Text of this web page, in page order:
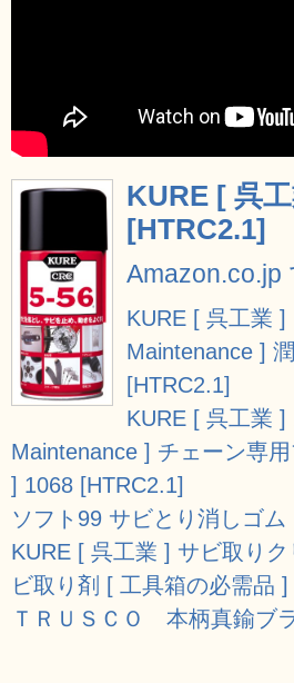
KURE [ 呉
[HTRC2.1]
Amazon.co.jp
KURE [ 呉工業
Maintenance ]
[HTRC2.1]
KURE [ 呉工業
Maintenance ] チェーン専
] 1068 [HTRC2.1]
ソフト99 サビとり消しゴム
KURE [ 呉工業 ] サビ取り
ビ取り剤 [ 工具箱の必需品
ＴＲＵＳＣＯ 本柄真鍮ブ